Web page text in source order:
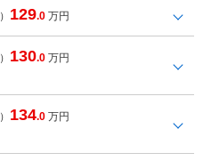
129.0 万円
130.0 万円
134.0 万円